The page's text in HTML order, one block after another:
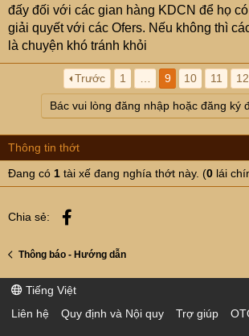
đấy đối với các gian hàng KDCN để họ
giải quyết với các Ofers. Nếu không thì
là chuyện khó tránh khỏi
Trước 1 9 10 11 12
Bác vui lòng đăng nhập hoặc đăng ký
Thông tin thớt
Đang có 1 tài xế đang nghía thớt này. (0 lái
Chia sẻ:
Thông báo - Hướng dẫn
Tiếng Việt
Liên hệ
Quy định và Nội quy Trợ giúp